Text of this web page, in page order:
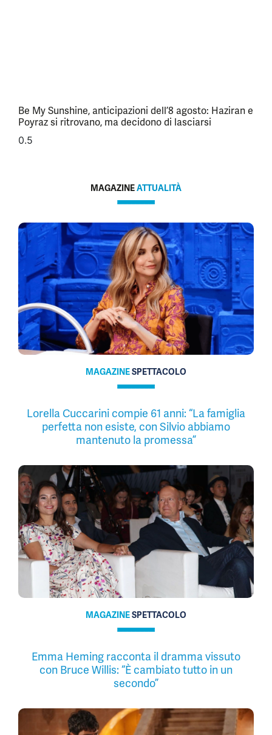
Be My Sunshine, anticipazioni dell’8 agosto: Haziran e
Poyraz si ritrovano, ma decidono di lasciarsi
MAGAZINEATTUALITÀ
MAGAZINESPETTACOLO
Lorella Cuccarini compie 61 anni: “La famiglia
perfetta non esiste, con Silvio abbiamo
mantenuto la promessa”
MAGAZINESPETTACOLO
Emma Heming racconta il dramma vissuto
con Bruce Willis: “È cambiato tutto in un
secondo”